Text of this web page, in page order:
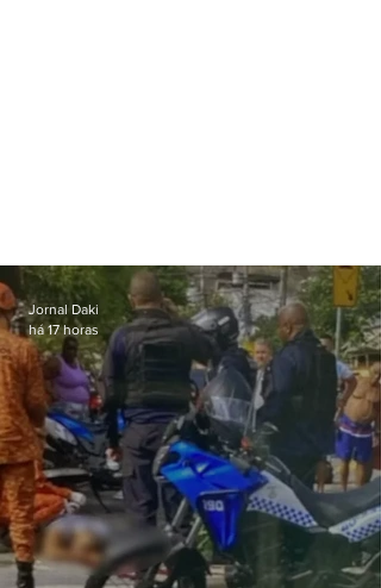
Jornal Daki
há 17 horas